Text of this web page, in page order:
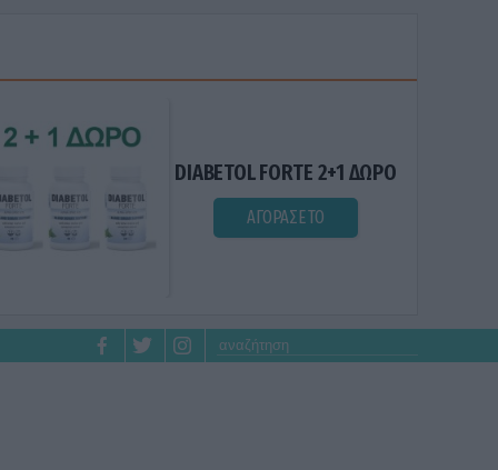
DIABETOL FORTE 2+1 ΔΩΡΟ
ΑΓΟΡΑΣΕ ΤΟ